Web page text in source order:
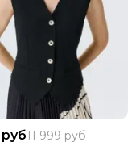
11 999 руб